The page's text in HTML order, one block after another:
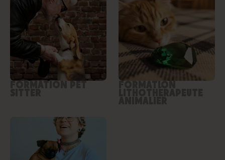
FORMATION PET FORMATION